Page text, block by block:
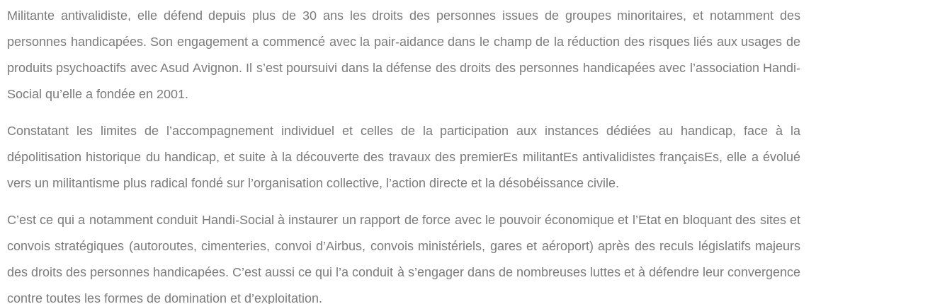
Militante antivalidiste, elle défend depuis plus de 30 ans les droits des personnes issues de groupes minoritaires, et notamment des
personnes handicapées. Son engagement a commencé avec la pair-aidance dans le champ de la réduction des risques liés aux usages de
produits psychoactifs avec Asud Avignon. Il s’est poursuivi dans la défense des droits des personnes handicapées avec l’association Handi-
Social qu’elle a fondée en 2001.
Constatant les limites de l’accompagnement individuel et celles de la participation aux instances dédiées au handicap, face à la
dépolitisation historique du handicap, et suite à la découverte des travaux des premierEs militantEs antivalidistes françaisEs, elle a évolué
vers un militantisme plus radical fondé sur l’organisation collective, l’action directe et la désobéissance civile.
C’est ce qui a notamment conduit Handi-Social à instaurer un rapport de force avec le pouvoir économique et l’Etat en bloquant des sites et
convois stratégiques (autoroutes, cimenteries, convoi d’Airbus, convois ministériels, gares et aéroport) après des reculs législatifs majeurs
des droits des personnes handicapées. C’est aussi ce qui l’a conduit à s’engager dans de nombreuses luttes et à défendre leur convergence
contre toutes les formes de domination et d’exploitation.